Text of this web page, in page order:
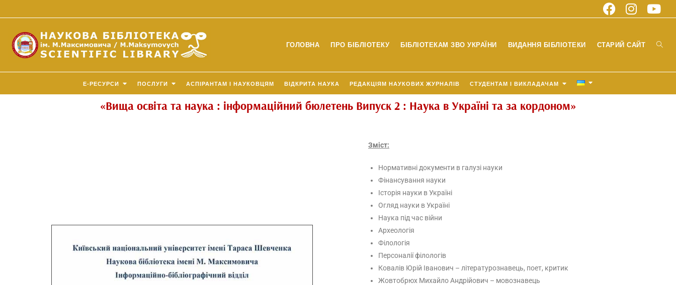
ГОЛОВНА ПРО БІБЛІОТЕКУ БІБЛІОТЕКАМ ЗВО УКРАЇНИ ВИДАННЯ БІБЛІОТЕКИ СТАРИЙ САЙТ
E-РЕСУРСИ ПОСЛУГИ АСПІРАНТАМ І НАУКОВЦЯМ ВІДКРИТА НАУКА РЕДАКЦІЯМ НАУКОВИХ ЖУРНАЛІВ СТУДЕНТАМ І ВИКЛАДАЧАМ
«Вища освіта та наука : інформаційний бюлетень Випуск 2 : Наука в Україні та за кордоном»
Зміст:
Нормативні документи в галузі науки
Фінансування науки
Історія науки в Україні
Огляд науки в Україні
Наука під час війни
Археологія
Філологія
Персоналії філологів
Ковалів Юрій Іванович – літературознавець, поет, критик
Жовтобрюх Михайло Андрійович – мовознавець